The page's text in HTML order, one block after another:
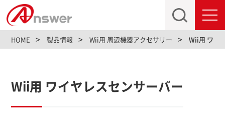
HOME 製品情報 Wii用 周辺機器アクセサリー Wii用 ワイ
Wii用 ワイヤレスセンサーバー